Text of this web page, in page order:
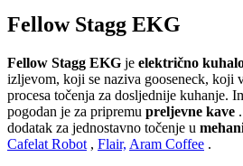
Fellow Stagg EKG
Fellow Stagg EKG je električno
izljevom, koji se naziva gooseneck, koji
procesa točenja za dosljednije kuhanje.
pogodan je za pripremu preljevne kave
dodatak za jednostavno točenje u
Cafelat Robot , Flair, Aram Coffee .